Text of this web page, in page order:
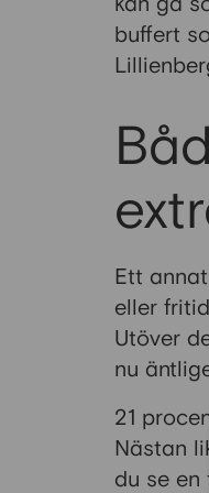
buffert
Ett
eller
Utöver
nu
21
Nästan
du se